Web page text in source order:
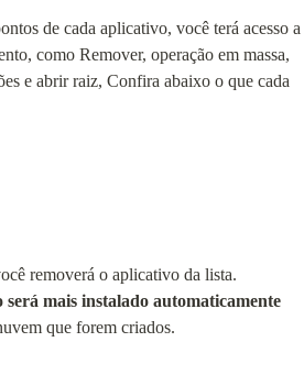
de cada aplicativo, você terá acesso a
como Remover, operação em massa,
e abrir raiz, Confira abaixo o que cada
removerá o aplicativo da lista.
será mais instalado automaticamente
que forem criados.